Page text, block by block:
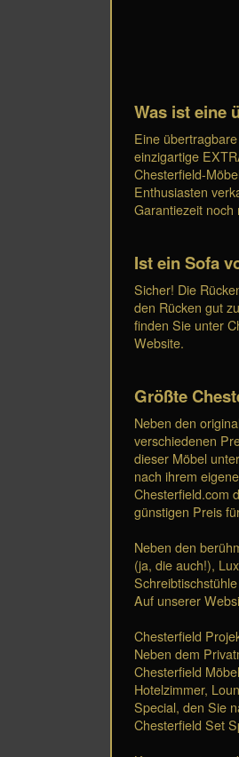
Was ist eine
Eine
einzigartige
Chesterfield-
Enthusiasten
Garantiezeit noch
Ist ein Sofa
Sicher! Die
den Rücken gut
finden Sie unter
Website.
Größte
Neben den
verschiedenen
dieser Möbel
nach ihrem
Chesterfield.com
günstigen Preis
Neben den
(ja, die auch!),
Auf unserer
Chesterfield
Neben dem
Chesterfield
Hotelzimmer,
Special, den Sie
Chesterfield Set